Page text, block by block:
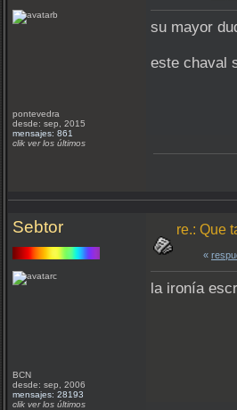
pontevedra
desde: sep, 2015
mensajes: 861
clik ver los últimos
su mayor
este chaval
Sebtor
BCN
desde: sep, 2006
mensajes: 28193
clik ver los últimos
re.: Que
«
la ironía